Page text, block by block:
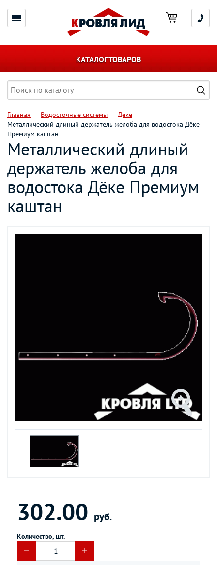
КАТАЛОГ ТОВАРОВ
Главная Водосточные системы
Дёке
Металлический длиный держатель желоба для водостока Дёке
Премиум каштан
Металлический длиный
держатель желоба для
водостока Дёке Премиум
каштан
302.00 руб.
Количество, шт.